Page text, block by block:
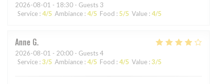
2026-08-01 - 18:30 - Guests 3
Service : 4/5 Ambiance : 4/5 Food : 5/5 Value : 4/5
Anne G
2026-08-01 - 20:00 - Guests 4
Service : 3/5 Ambiance : 4/5 Food : 4/5 Value : 3/5